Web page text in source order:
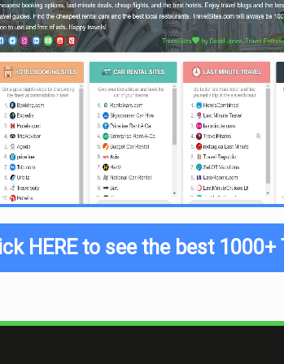
HERE to see the best 1000+